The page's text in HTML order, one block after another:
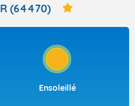
(64470)
Ensoleillé